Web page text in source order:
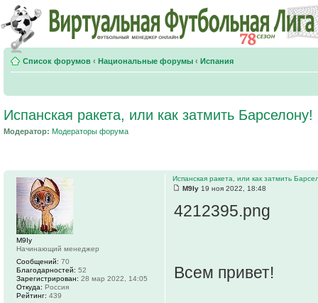
Список форумов ‹ Национальные форумы ‹ Испания
Испанская ракета, или как затмить Барселону!
Модератор: Модераторы форума
Испанская ракета, или как затмить
M9Iy 19 ноя 2022, 18:48
4212395.png
Всем привет!
M9Iy
Начинающий менеджер
Сообщений: 70
Благодарностей: 52
Зарегистрирован: 28 мар 2022, 14:05
Откуда: Россия
Рейтинг: 439